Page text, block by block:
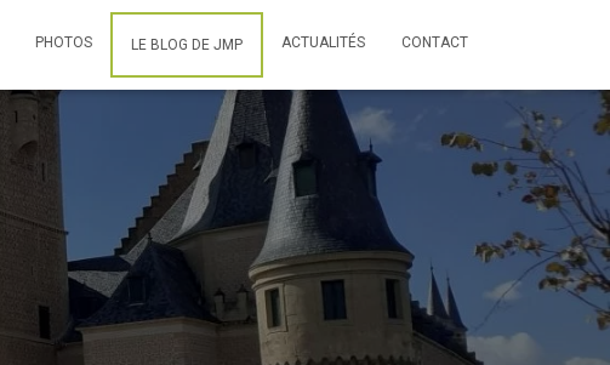
PHOTOS LE BLOG DE JMP ACTUALITÉS CONTACT